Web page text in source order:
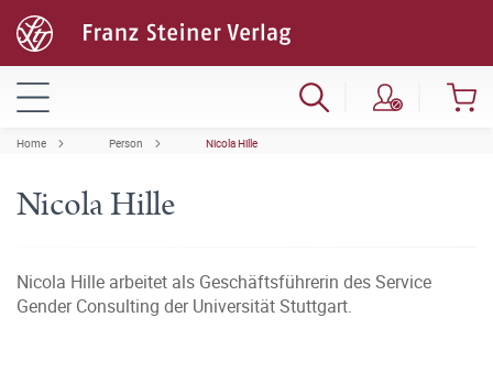
Home Person Nicola Hille
Nicola Hille
Nicola Hille arbeitet als Geschäftsführerin des Service
Gender Consulting der Universität Stuttgart.